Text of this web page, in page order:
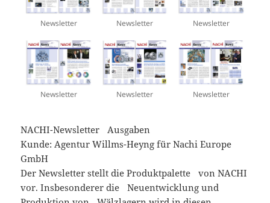
Newsletter Newsletter Newsletter
Newsletter Newsletter Newsletter
NACHI-Newsletter Ausgaben
Kunde: Agentur Willms-Heyng für Nachi Europe
GmbH
Der Newsletter stellt die Produktpalette von NACHI
vor. Insbesonderer die Neuentwicklung und